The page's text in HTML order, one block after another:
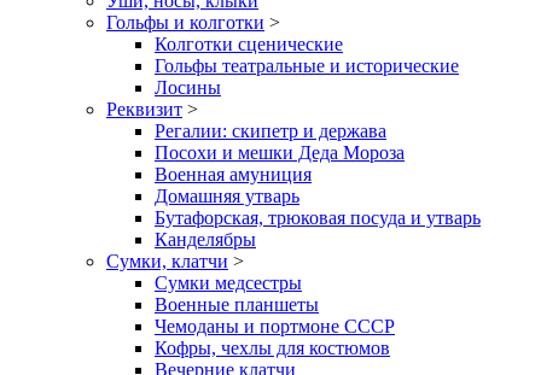
Гольфы и колготки >
Колготки сценические
Гольфы театральные и исторические
Лосины
Реквизит >
Регалии: скипетр и держава
Посохи и мешки Деда Мороза
Военная амуниция
Домашняя утварь
Бутафорская, трюковая посуда и утварь
Канделябры
Сумки, клатчи >
Сумки медсестры
Военные планшеты
Чемоданы и портмоне СССР
Кофры, чехлы для костюмов
Вечерние клатчи